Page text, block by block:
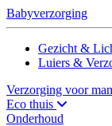
Babyverzorging
Gezicht &
Luiers &
Verzorging voor
Eco thuis
Onderhoud